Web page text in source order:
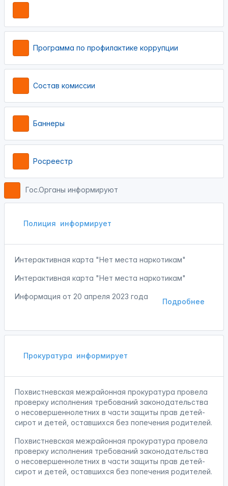
Программа по профилактике коррупции
Состав комиссии
Баннеры
Росреестр
Гос.Органы информируют
Полиция информирует
Интерактивная карта "Нет места наркотикам"
Интерактивная карта "Нет места наркотикам"
Подробнее
Информация от 20 апреля 2023 года
Прокуратура информирует
Похвистневская межрайонная прокуратура провела
проверку исполнения требований законодательства
о несовершеннолетних в части защиты прав детей-
сирот и детей, оставшихся без попечения родителей.
Похвистневская межрайонная прокуратура провела
проверку исполнения требований законодательства
о несовершеннолетних в части защиты прав детей-
сирот и детей, оставшихся без попечения родителей.